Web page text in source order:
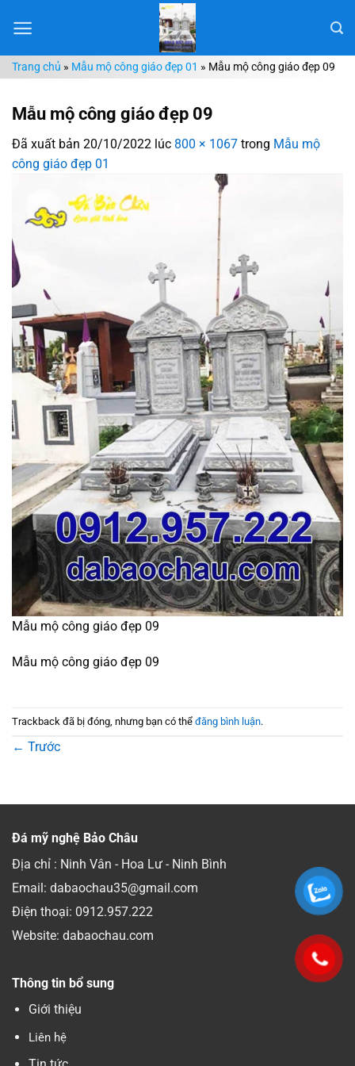
đến
dungTrang chủ » Mẫu mộ công giáo đẹp 01 » Mẫu mộ công giáo đẹp 09
Mẫu mộ công giáo đẹp 09
Đã xuất bản 20/10/2022 lúc 800 × 1067 trong Mẫu mộ
công giáo đẹp 01
Mẫu mộ công giáo đẹp 09
Mẫu mộ công giáo đẹp 09
Trackback đã bị đóng, nhưng bạn có thể đăng bình luận.
← Trước
Đá mỹ nghệ Bảo Châu
Địa chỉ : Ninh Vân - Hoa Lư - Ninh Bình
Email: dabaochau35@gmail.com
Điện thoại: 0912.957.222
Website: dabaochau.com
Thông tin bổ sung
Giới thiệu
Liên hệ